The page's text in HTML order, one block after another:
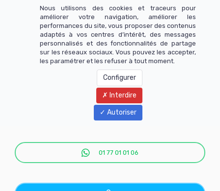
Menu
01 77 01 01 06
Nous utilisons des cookies et traceurs pour
améliorer votre navigation, améliorer les
performances du site, vous proposer des contenus
adaptés à vos centres d’intérêt, des messages
personnalisés et des fonctionnalités de partage
sur les réseaux sociaux. Vous pouvez les accepter,
les paramétrer et les refuser à tout moment.
Configurer
Interdire
Autoriser